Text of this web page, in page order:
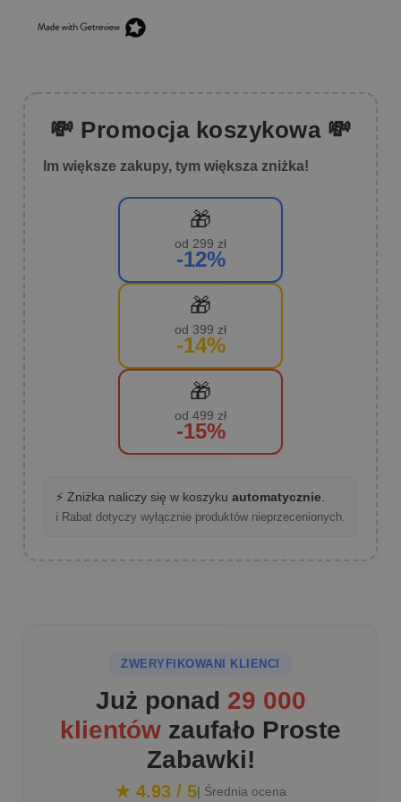
💸 Promocja koszykowa 💸
Im większe zakupy, tym większa zniżka!
🎁
od 299 zł
-12%
🎁
od 399 zł
-14%
🎁
od 499 zł
-15%
⚡ Zniżka naliczy się w koszyku automatycznie
ℹ️ Rabat dotyczy wyłącznie produktów nieprzecenionych.
ZWERYFIKOWANI KLIENCI
Już ponad 29 000
klientów zaufało Proste
Zabawki!
★ 4.93 / 5| Średnia ocena